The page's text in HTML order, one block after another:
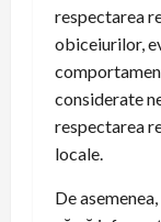
respectarea
obiceiurilor,
considerate
respectarea
locale.
De